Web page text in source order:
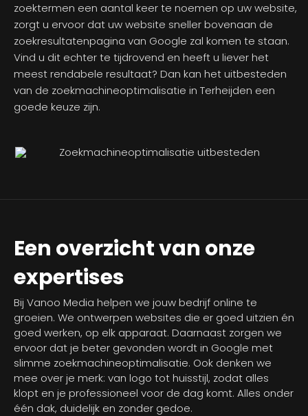
zoektermen een aantal keer te noemen op uw website,
zorgt u ervoor dat uw website sneller bovenaan de
zoekresultatenpagina van Google zal komen te staan.
Vind u dit echter te tijdrovend en heeft u liever het
meest rendabele resultaat? Dan kan het uitbesteden
van de zoekmachineoptimalisatie in Terheijden een
goede keuze zijn.
Een overzicht van onze
expertises
Bij Vanoo Media helpen we jouw bedrijf online te
groeien. We ontwerpen websites die er goed uitzien én
goed werken, op elk apparaat. Daarnaast zorgen we
ervoor dat je beter gevonden wordt in Google met
slimme zoekmachineoptimalisatie. Ook denken we
mee over je merk: van logo tot huisstijl, zodat alles
klopt en je professioneel voor de dag komt. Alles onder
één dak, duidelijk en zonder gedoe.